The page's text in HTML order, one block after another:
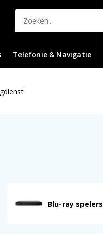
Telefonie & Navigatie
Blu-ray spelers